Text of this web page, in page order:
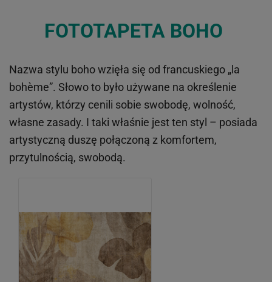
FOTOTAPETA BOHO
Nazwa stylu boho wzięła się od francuskiego „la
bohème”. Słowo to było używane na określenie
artystów, którzy cenili sobie swobodę, wolność,
własne zasady. I taki właśnie jest ten styl – posiada
artystyczną duszę połączoną z komfortem,
przytulnością, swobodą.